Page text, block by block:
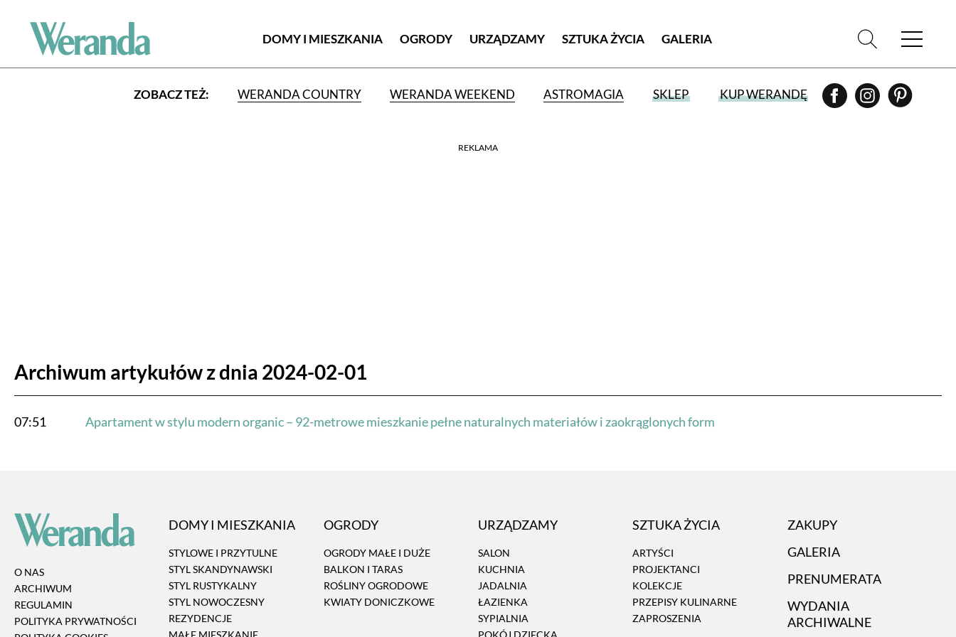
DOMY I MIESZKANIA OGRODY URZĄDZAMY SZTUKA ŻYCIA GALERIA
ZOBACZ TEŻ: WERANDA COUNTRY WERANDA WEEKEND ASTROMAGIA SKLEP KUP WERANDĘ
REKLAMA
Archiwum artykułów z dnia 2024-02-01
07:51 Apartament w stylu modern organic – 92-metrowe mieszkanie pełne naturalnych materiałów i zaokrąglonych form
O NAS
ARCHIWUM
REGULAMIN
POLITYKA PRYWATNOŚCI
DOMY I MIESZKANIA
STYLOWE I PRZYTULNE
STYL SKANDYNAWSKI
STYL RUSTYKALNY
STYL NOWOCZESNY
REZYDENCJE
MAŁE MIESZKANIE
OGRODY
OGRODY MAŁE I DUŻE
BALKON I TARAS
ROŚLINY OGRODOWE
KWIATY DONICZKOWE
URZĄDZAMY
SALON
KUCHNIA
JADALNIA
ŁAZIENKA
SYPIALNIA
POKÓJ DZIECKA
SZTUKA ŻYCIA
ARTYŚCI
PROJEKTANCI
KOLEKCJE
PRZEPISY KULINARNE
ZAPROSZENIA
ZAKUPY
GALERIA
PRENUMERATA
WYDANIA
ARCHIWALNE